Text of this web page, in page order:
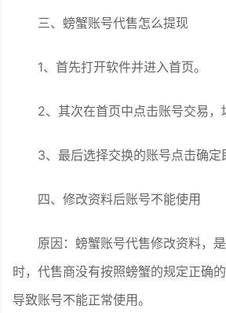
三、螃蟹账号代售怎么提现
1、首先打开软件并进入首页。
2、其次在首页中点击账号交易，
3、最后选择交换的账号点击确定
四、修改资料后账号不能使用
原因：螃蟹账号代售修改资料，
时，代售商没有按照螃蟹的规定正确
导致账号不能正常使用。